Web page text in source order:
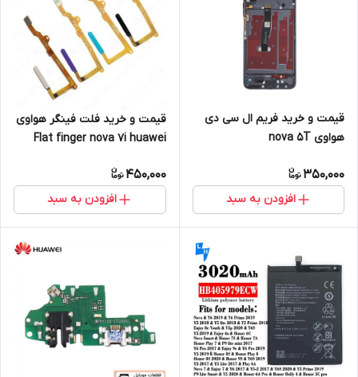
قیمت و خرید فریم ال سی دی
هواوی nova 5T
350,000
افزودن به سبد
قیمت و خرید فلت فینگر هواوی
Flat finger nova 7i huawei
450,000
افزودن به سبد